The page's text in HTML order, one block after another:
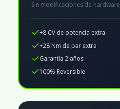
Sin modificaciones de hardware
+8 CV de potencia extra
+28 Nm de par extra
Garantía 2 años
100% Reversible